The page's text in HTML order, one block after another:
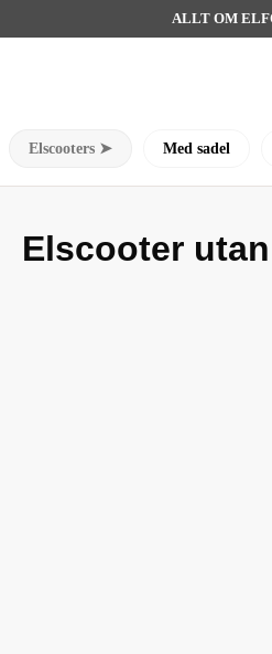
ALLT OM
Elscooters ➤ Med sadel
Elscooter